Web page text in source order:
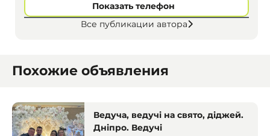
Показать телефон
Все публикации автора
Похожие объявления
Ведуча, ведучі на свято, діджей.
Дніпро. Ведучі